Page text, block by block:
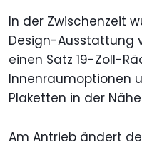
In der Zwischenzeit
Design-Ausstattung
einen Satz 19-Zoll-
Innenraumoptionen
Plaketten in der
Am Antrieb ändert